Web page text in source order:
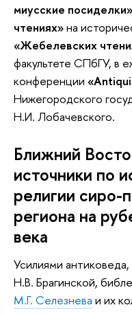
миусские посиделки»
чтениях»на
«Жебелевских
факультете СПбГУ, в
конференции
Нижегородского
Н.И. Лобачевского.
Ближний
источники по
религии сиро-
региона на
века
Усилиями антиковеда,
Н.В. Брагинской,
М.Г. Селезнева и их